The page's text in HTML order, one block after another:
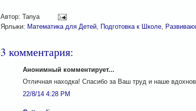
Автор: Tanya
Ярлыки: Математика для Детей Подготовка к Школе
3 комментария:
Анонимный комментирует...
Отличная находка! Спасибо за Ваш труд и наше
22/8/14 4:28 PM